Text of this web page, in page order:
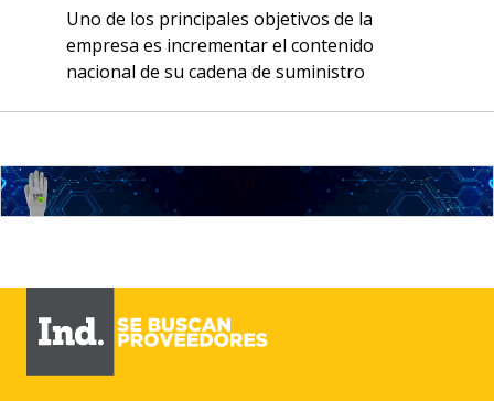
Uno de los principales objetivos de la
empresa es incrementar el contenido
nacional de su cadena de suministro